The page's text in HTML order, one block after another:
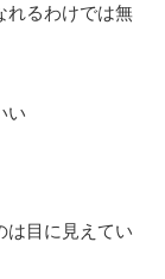
れるわけでは無
い
は目に見えてい